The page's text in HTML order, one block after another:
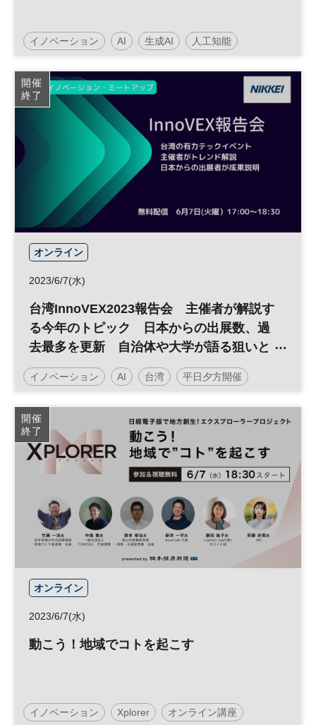
イノベーション AI 生成AI 人工知能
テクノロジー
開催
終了
オンライン
2023/6/7(水)
台湾InnoVEX2023報告会 主催者が解説す
る今年のトピック 日本からの出展数、過
去最多を更新 自治体や大学が語る狙いと
成果 ◇日経イノベーション・ミートアップ
◇
イノベーション AI 台湾 平日夕方開催
日経イノベーション・ミートアップ 人工知能 経営
テクノロジー スタートアップ
開催
終了
オンライン
2023/6/7(水)
動こう！地域でコトを起こす
イノベーション Xplorer オンライン講座